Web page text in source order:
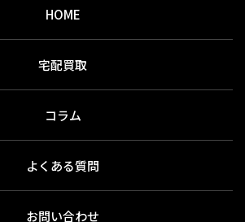
HOME
宅配買取
コラム
よくある質問
お問い合わせ